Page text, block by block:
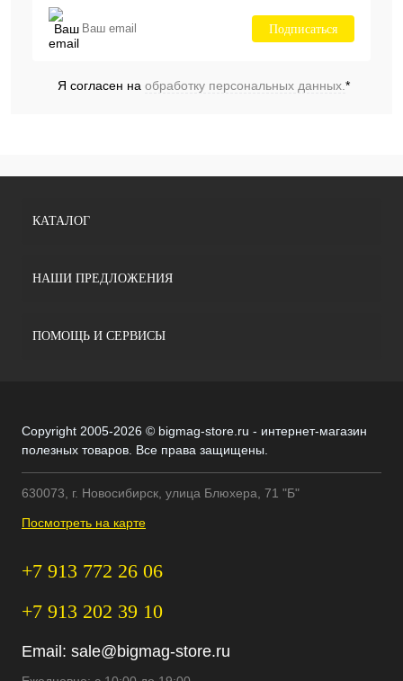
Подписаться
Я согласен на обработку персональных данных.*
КАТАЛОГ
НАШИ ПРЕДЛОЖЕНИЯ
ПОМОЩЬ И СЕРВИСЫ
Copyright 2005-2026 © bigmag-store.ru - интернет-магазин
полезных товаров. Все права защищены.
630073, г. Новосибирск, улица Блюхера, 71 "Б"
Посмотреть на карте
+7 913 772 26 06
+7 913 202 39 10
Email: sale@bigmag-store.ru